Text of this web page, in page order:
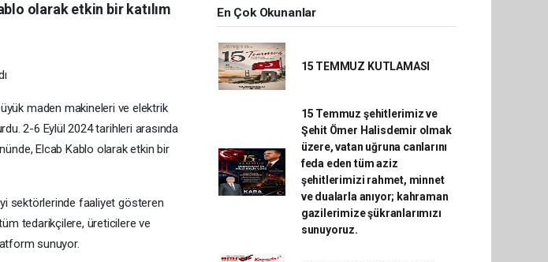
olarak etkin bir katılım
maden makineleri ve elektrik
2-6 Eylül 2024 tarihleri arasında
Elcab Kablo olarak etkin bir
sektörlerinde faaliyet gösteren
tedarikçilere, üreticilere ve
sunuyor.
En Çok Okunanlar
15 TEMMUZ KUTLAMASI
15 Temmuz şehitlerimiz ve
Şehit Ömer Halisdemir olmak
üzere, vatan uğruna canlarını
feda eden tüm aziz
şehitlerimizi rahmet, minnet
ve dualarla anıyor; kahraman
gazilerimize şükranlarımızı
sunuyoruz.